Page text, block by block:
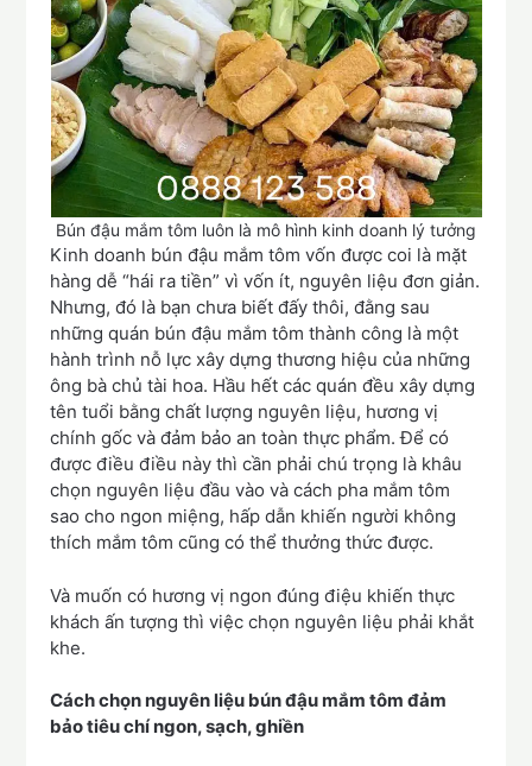
Bún đậu mắm tôm luôn là mô hình kinh doanh lý tưởng
Kinh doanh bún đậu mắm tôm vốn được coi là mặt
hàng dễ “hái ra tiền” vì vốn ít, nguyên liệu đơn giản.
Nhưng, đó là bạn chưa biết đấy thôi, đằng sau
những quán bún đậu mắm tôm thành công là một
hành trình nỗ lực xây dựng thương hiệu của những
ông bà chủ tài hoa. Hầu hết các quán đều xây dựng
tên tuổi bằng chất lượng nguyên liệu, hương vị
chính gốc và đảm bảo an toàn thực phẩm. Để có
được điều điều này thì cần phải chú trọng là khâu
chọn nguyên liệu đầu vào và cách pha mắm tôm
sao cho ngon miệng, hấp dẫn khiến người không
thích mắm tôm cũng có thể thưởng thức được.
Và muốn có hương vị ngon đúng điệu khiến thực
khách ấn tượng thì việc chọn nguyên liệu phải khắt
khe.
Cách chọn nguyên liệu bún đậu mắm tôm đảm
bảo tiêu chí ngon, sạch, ghiền